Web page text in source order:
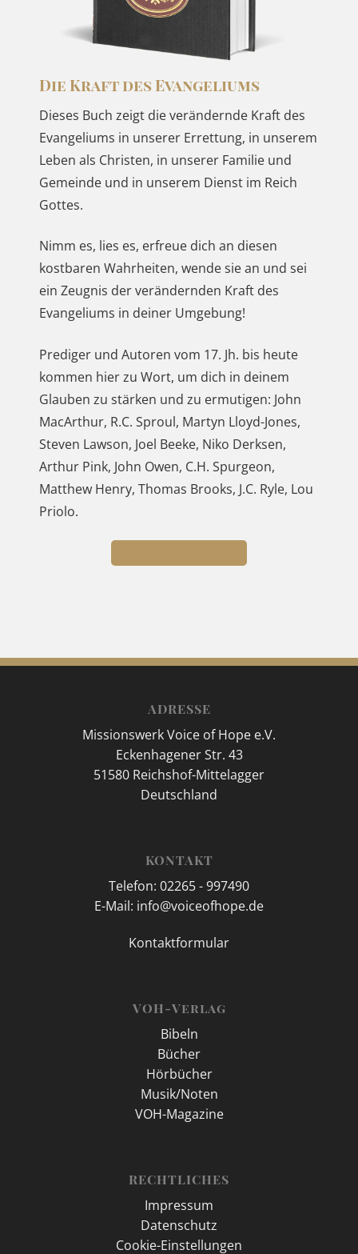
Die Kraft des Evangeliums
Dieses Buch zeigt die verändernde Kraft des
Evangeliums in unserer Errettung, in unserem
Leben als Christen, in unserer Familie und
Gemeinde und in unserem Dienst im Reich
Gottes.
Nimm es, lies es, erfreue dich an diesen
kostbaren Wahrheiten, wende sie an und sei
ein Zeugnis der verändernden Kraft des
Evangeliums in deiner Umgebung!
Prediger und Autoren vom 17. Jh. bis heute
kommen hier zu Wort, um dich in deinem
Glauben zu stärken und zu ermutigen: John
MacArthur, R.C. Sproul, Martyn Lloyd-Jones,
Steven Lawson, Joel Beeke, Niko Derksen,
Arthur Pink, John Owen, C.H. Spurgeon,
Matthew Henry, Thomas Brooks, J.C. Ryle, Lou
Priolo.
ADRESSE
Missionswerk Voice of Hope e.V.
Eckenhagener Str. 43
51580 Reichshof-Mittelagger
Deutschland
KONTAKT
Telefon: 02265 - 997490
E-Mail: info@voiceofhope.de
Kontaktformular
VOH-Verlag
Bibeln
Bücher
Hörbücher
Musik/Noten
VOH-Magazine
RECHTLICHES
Impressum
Datenschutz
Cookie-Einstellungen